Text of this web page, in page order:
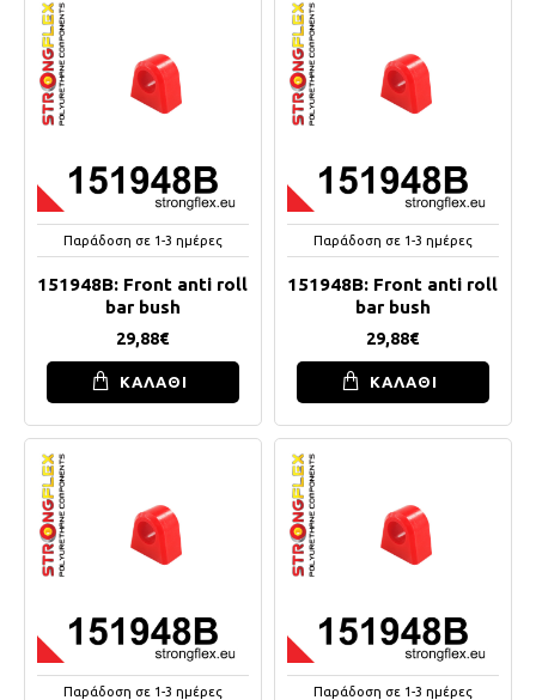
Παράδοση σε 1-3 ημέρες
151948B: Front anti roll
bar bush
29,88€
ΚΑΛΑΘΙ
Παράδοση σε 1-3 ημέρες
151948B: Front anti roll
bar bush
29,88€
ΚΑΛΑΘΙ
Παράδοση σε 1-3 ημέρες Παράδοση σε 1-3 ημέρες